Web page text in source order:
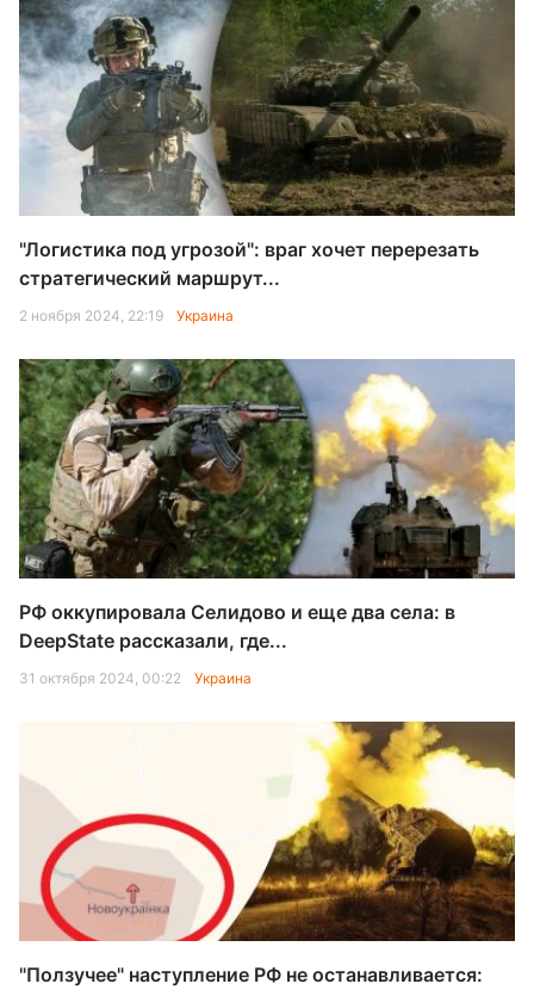
"Логистика под угрозой": враг хочет перерезать
стратегический маршрут...
2 ноября 2024, 22:19 Украина
РФ оккупировала Селидово и еще два села: в
DeepState рассказали, где...
31 октября 2024, 00:22 Украина
"Ползучее" наступление РФ не останавливается: